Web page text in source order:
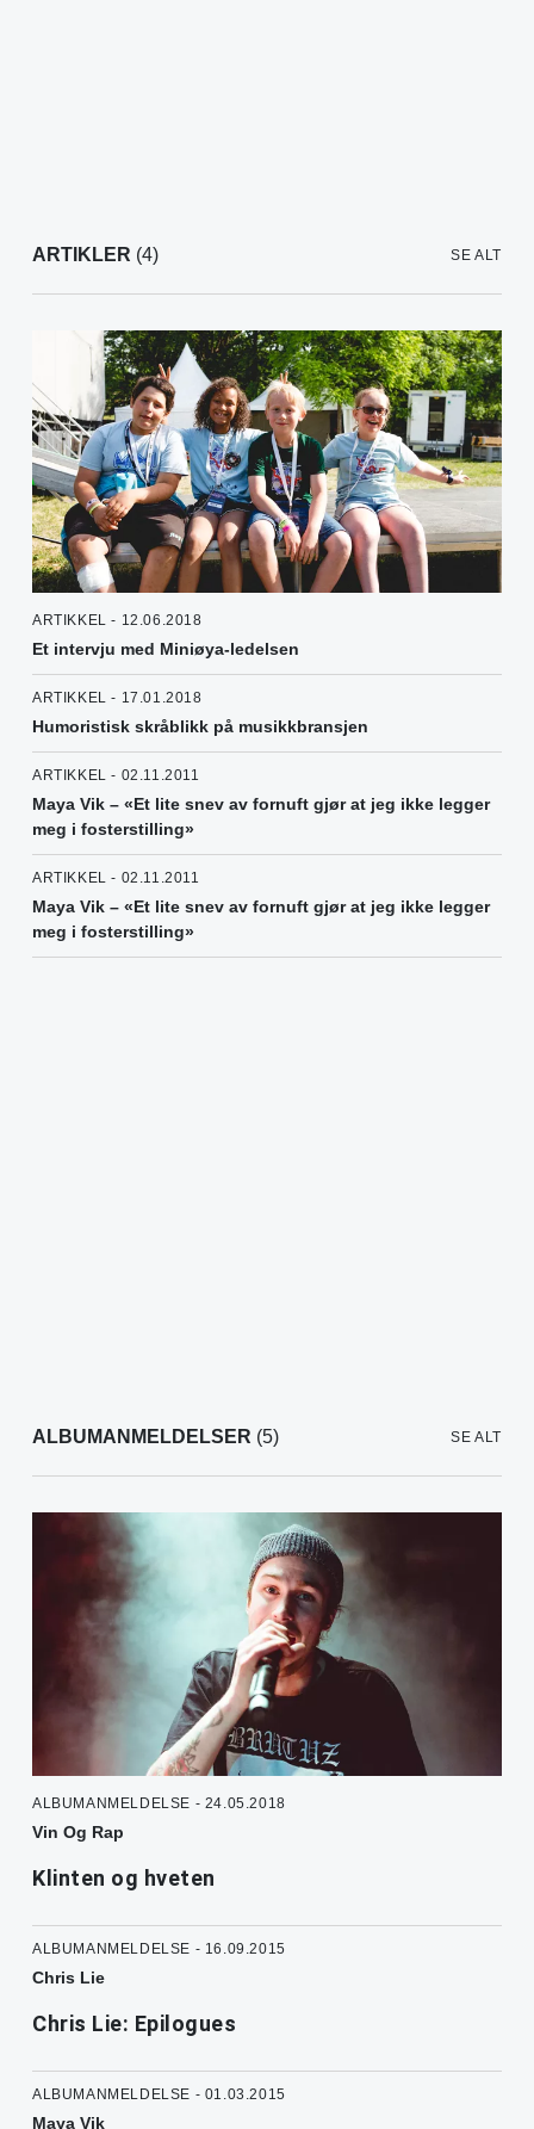
ARTIKLER (4) SE ALT
ARTIKKEL - 12.06.2018
Et intervju med Miniøya-ledelsen
ARTIKKEL - 17.01.2018
Humoristisk skråblikk på musikkbransjen
ARTIKKEL - 02.11.2011
Maya Vik – «Et lite snev av fornuft gjør at jeg ikke legger
meg i fosterstilling»
ARTIKKEL - 02.11.2011
Maya Vik – «Et lite snev av fornuft gjør at jeg ikke legger
meg i fosterstilling»
ALBUMANMELDELSER (5) SE ALT
ALBUMANMELDELSE - 24.05.2018
Vin Og Rap
Klinten og hveten
ALBUMANMELDELSE - 16.09.2015
Chris Lie
Chris Lie: Epilogues
ALBUMANMELDELSE - 01.03.2015
Maya Vik